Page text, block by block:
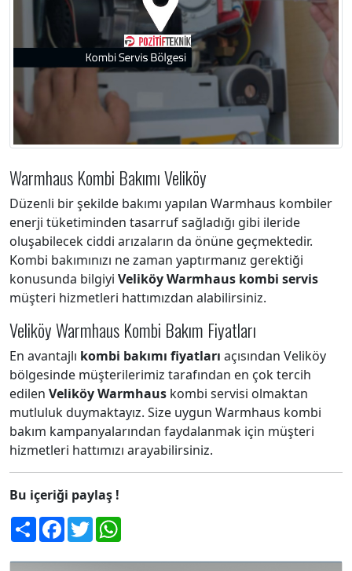
Warmhaus Kombi Bakımı Veliköy
Düzenli bir şekilde bakımı yapılan Warmhaus kombiler
enerji tüketiminden tasarruf sağladığı gibi ileride
oluşabilecek ciddi arızaların da önüne geçmektedir.
Kombi bakımınızı ne zaman yaptırmanız gerektiği
konusunda bilgiyi Veliköy Warmhaus kombi servis
müşteri hizmetleri hattımızdan alabilirsiniz.
Veliköy Warmhaus Kombi Bakım Fiyatları
En avantajlı kombi bakımı fiyatları açısından Veliköy
bölgesinde müşterilerimiz tarafından en çok tercih
edilen Veliköy Warmhaus kombi servisi olmaktan
mutluluk duymaktayız. Size uygun Warmhaus kombi
bakım kampanyalarından faydalanmak için müşteri
hizmetleri hattımızı arayabilirsiniz.
Bu içeriği paylaş !
ShareFacebook
Twitter